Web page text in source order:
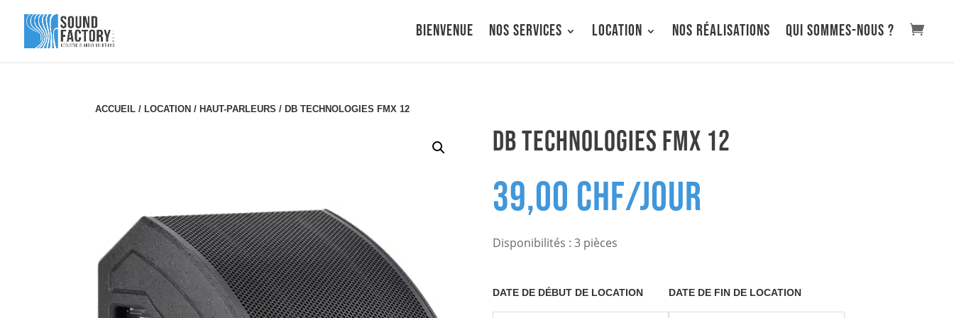
Bienvenue Nos services Location Nos réalisations Qui sommes-nous ?
ACCUEIL / LOCATION / HAUT-PARLEURS / DB TECHNOLOGIES FMX 12
DB TECHNOLOGIES FMX 12
39,00 CHF/Jour
Disponibilités : 3 pièces
DATE DE DÉBUT DE LOCATION DATE DE FIN DE LOCATION